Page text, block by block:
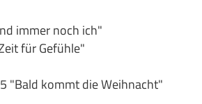
immer noch ich"
für Gefühle"
"Bald kommt die Weihnacht"